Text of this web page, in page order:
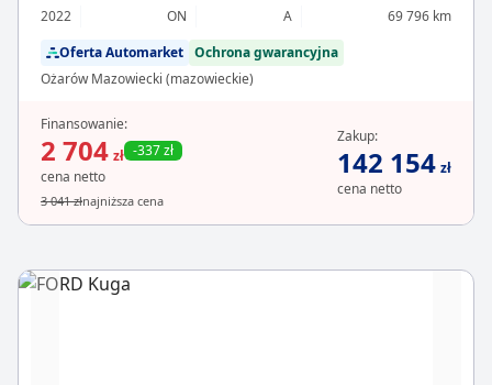
2022 ON A
69 796 km
Oferta Automarket Ochrona gwarancyjna
Ożarów Mazowiecki (mazowieckie)
Finansowanie:
2 704 zł -337 zł
cena netto
3 041 złnajniższa cena
Zakup:
142 154 zł
cena netto